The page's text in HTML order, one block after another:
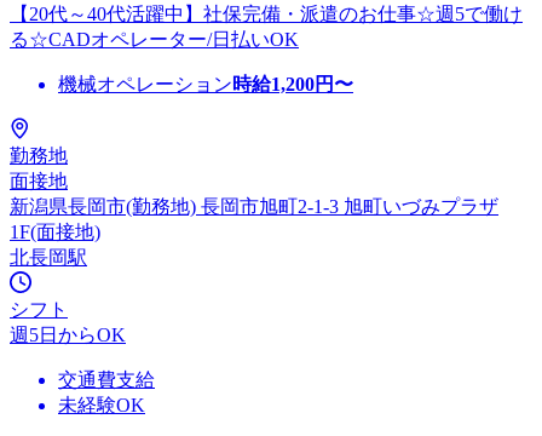
【20代～40代活躍中】社保完備・派遣のお仕事☆週5で働け
る☆CADオペレーター/日払いOK
機械オペレーション時給1,200円〜
勤務地
面接地
新潟県長岡市(勤務地) 長岡市旭町2-1-3 旭町いづみプラザ
1F(面接地)
北長岡駅
シフト
週5日からOK
交通費支給
未経験OK